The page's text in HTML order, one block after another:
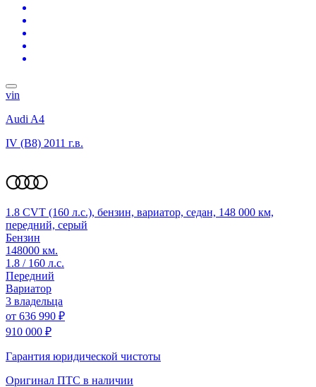
vin
Audi A4
IV (B8) 2011 г.в.
1.8 CVT (160 л.с.), бензин, вариатор, седан, 148 000 км,
передний, серый
Бензин
148000 км.
1.8 / 160 л.с.
Передний
Вариатор
3 владельца
от 636 990 ₽
910 000 ₽
Гарантия юридической чистоты
Оригинал ПТС в наличии